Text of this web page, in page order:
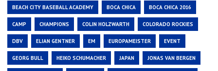
BEACH CITY BASEBALL ACADEMY BOCA CHICA BOCA CHICA 2016
CAMP CHAMPIONS COLIN HOLZWARTH COLORADO ROCKIES
DBV ELIAN GENTNER EM EUROPAMEISTER EVENT
GEORG BULL HEIKO SCHUMACHER JAPAN JONAS VAN BERGEN